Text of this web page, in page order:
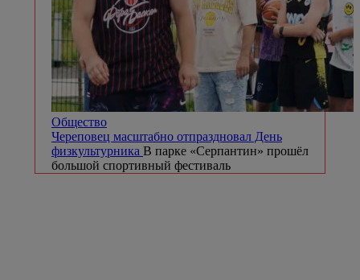
Общество
Череповец масштабно отпраздновал День
физкультурника В парке «Серпантин» прошёл
большой спортивный фестиваль